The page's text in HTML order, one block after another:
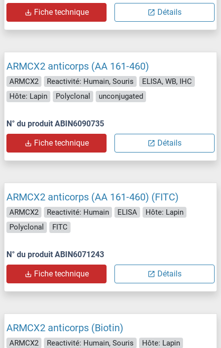
Fiche technique Détails
ARMCX2 anticorps (AA 161-460)
ARMCX2 Reactivité: Humain, Souris
ELISA, WB, IHC
Hôte: Lapin
Polyclonal unconjugated
N° du produit ABIN6090735
Fiche technique Détails
ARMCX2 anticorps (AA 161-460) (FITC)
ARMCX2 Reactivité: Humain ELISA
Hôte: Lapin
Polyclonal
FITC
N° du produit ABIN6071243
Fiche technique Détails
ARMCX2 anticorps (Biotin)
ARMCX2 Reactivité: Humain, Souris
Hôte: Lapin